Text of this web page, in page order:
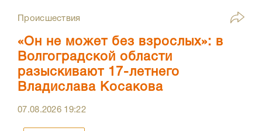
Происшествия
«Он не может без взрослых»: в
Волгоградской области
разыскивают 17-летнего
Владислава Косакова
07.08.2026 19:22